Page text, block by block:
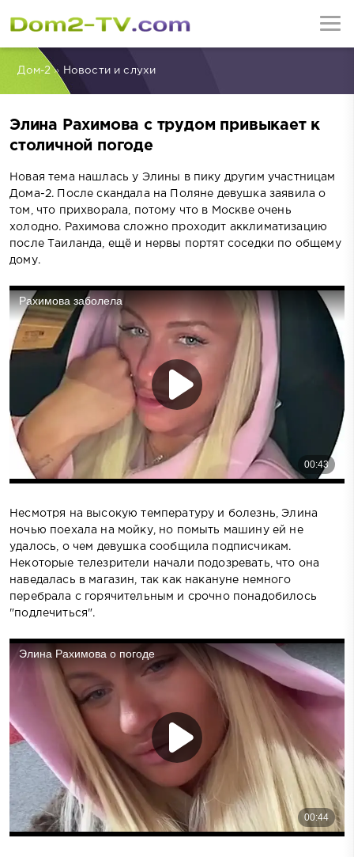
Дом-2» Новости и слухи
Элина Рахимова с трудом привыкает к
столичной погоде
Новая тема нашлась у Элины в пику другим участницам
Дома-2. После скандала на Поляне девушка заявила о
том, что прихворала, потому что в Москве очень
холодно. Рахимова сложно проходит акклиматизацию
после Таиланда, ещё и нервы портят соседки по общему
дому.
Несмотря на высокую температуру и болезнь, Элина
ночью поехала на мойку, но помыть машину ей не
удалось, о чем девушка сообщила подписчикам.
Некоторые телезрители начали подозревать, что она
наведалась в магазин, так как накануне немного
перебрала с горячительным и срочно понадобилось
"подлечиться".